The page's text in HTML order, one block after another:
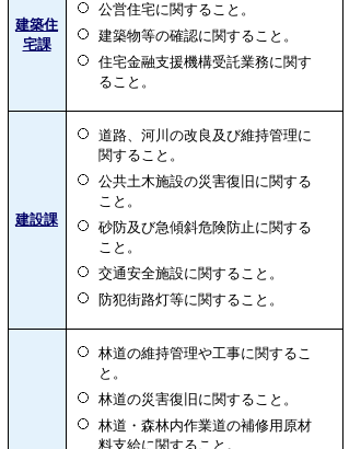
建築住
宅課
公営住宅に関すること。
建築物等の確認に関すること。
住宅金融支援機構受託業務に関す
ること。
建設課
道路、河川の改良及び維持管理に
関すること。
公共土木施設の災害復旧に関する
こと。
砂防及び急傾斜危険防止に関する
こと。
交通安全施設に関すること。
防犯街路灯等に関すること。
林道の維持管理や工事に関するこ
と。
林道の災害復旧に関すること。
林道・森林内作業道の補修用原材
料支給に関すること。